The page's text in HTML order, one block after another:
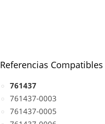
Referencias Compatibles
761437
761437-0003
761437-0005